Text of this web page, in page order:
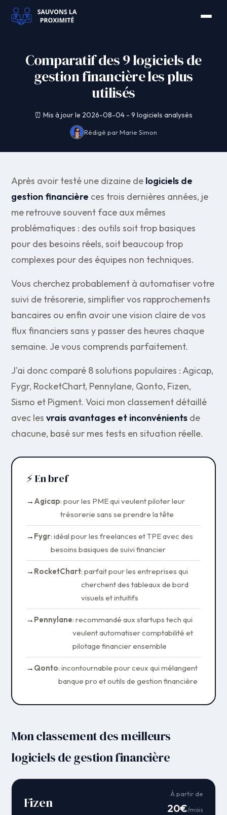
Comparatif des 9 logiciels de
gestion financière les plus
utilisés
⏰ Mis à jour le 2026-08-04 - 9 logiciels analysés
Rédigé par Marie Simon
Après avoir testé une dizaine de logiciels de
gestion financière ces trois dernières années, je
me retrouve souvent face aux mêmes
problématiques : des outils soit trop basiques
pour des besoins réels, soit beaucoup trop
complexes pour des équipes non techniques.
Vous cherchez probablement à automatiser votre
suivi de trésorerie, simplifier vos rapprochements
bancaires ou enfin avoir une vision claire de vos
flux financiers sans y passer des heures chaque
semaine. Je vous comprends parfaitement.
J'ai donc comparé 8 solutions populaires : Agicap,
Fygr, RocketChart, Pennylane, Qonto, Fizen,
Sismo et Pigment. Voici mon classement détaillé
avec lesvrais avantages et inconvénients de
chacune, basé sur mes tests en situation réelle.
⚡ En bref
Agicap: pour les PME qui veulent piloter leur
trésorerie sans se prendre la tête
Fygr: idéal pour les freelances et TPE avec des
besoins basiques de suivi financier
RocketChart: parfait pour les entreprises qui
cherchent des tableaux de bord
visuels et intuitifs
Pennylane: recommandé aux startups tech qui
veulent automatiser comptabilité et
pilotage financier ensemble
Qonto: incontournable pour ceux qui mélangent
banque pro et outils de gestion financière
Mon classement des meilleurs
logiciels de gestion financière
Fizen
À partir de
20€/mois